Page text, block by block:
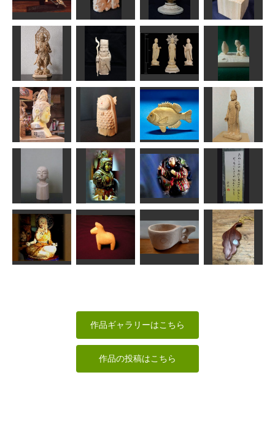
Bellever 彼…
のりお
観世音菩薩
ちゅうさん
道刃物★所蔵参考
作品
ープ
Motoko
スズメ part II
MINI
童文殊
Issay
釈迦如来坐像
まあちゃん
ゴリラ胸像
毘沙門天
茶々丸
寿老人
しんちゃん
薬師如来
shadow
にこんとかの
ん
kiyonk
聖観音仏頭25
㎝
童アマビエ
Issay
ブルーギル
MINI
瑠璃観音
なんぺい
地蔵菩薩仏頭
はごろも
広目天 おしん
たのしみ(独楽
吟)
SEVEN
ス
プ
作品ギャラリーはこちら
作品の投稿はこちら